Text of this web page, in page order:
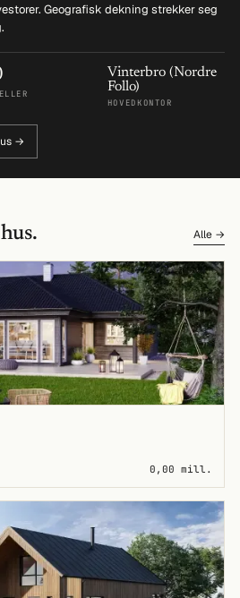
Geografisk dekning strekker seg
Vinterbro (Nordre
Follo)
HOVEDKONTOR
→
Alle →
0,00 mill.